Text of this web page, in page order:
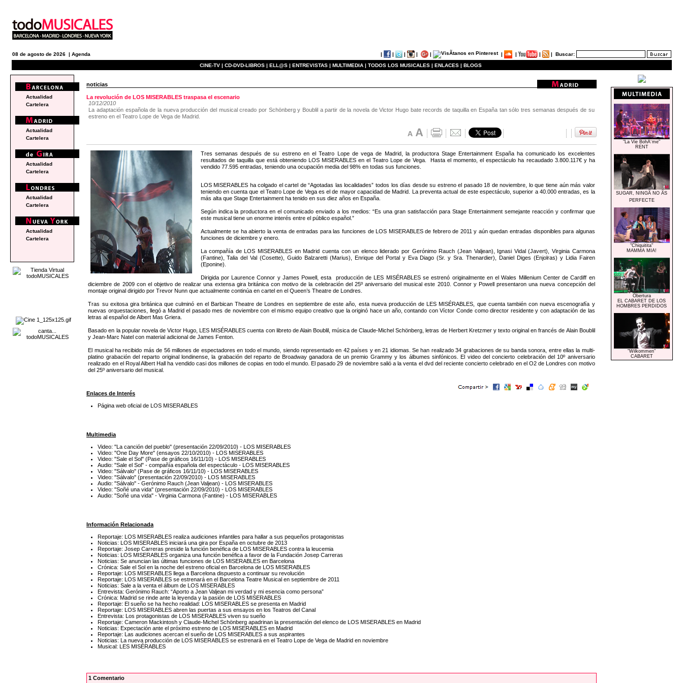
08 de agosto de 2026 | Agenda | | | | | | | | | Buscar:
CINE-TV | CD-DVD-LIBROS | ELL@S | ENTREVISTAS | MULTIMEDIA | TODOS LOS MUSICALES | ENLACES | BLOGS
noticias
La revolución de LOS MISERABLES traspasa el escenario
10/12/2010
La adaptación española de la nueva producción del musical creado por Schönberg y Boublil a partir de la novela de Victor Hugo bate records de taquilla en España tan sólo tres semanas después de su
estreno en el Teatro Lope de Vega de Madrid.
Tres semanas después de su estreno en el Teatro Lope de vega de Madrid, la productora Stage Entertainment España ha comunicado los excelentes
resultados de taquilla que está obteniendo LOS MISERABLES en el Teatro Lope de Vega. Hasta el momento, el espectáculo ha recaudado 3.800.117€ y ha
vendido 77.595 entradas, teniendo una ocupación media del 98% en todas sus funciones.
LOS MISERABLES ha colgado el cartel de “Agotadas las localidades” todos los días desde su estreno el pasado 18 de noviembre, lo que tiene aún más valor
teniendo en cuenta que el Teatro Lope de Vega es el de mayor capacidad de Madrid. La preventa actual de este espectáculo, superior a 40.000 entradas, es la
más alta que Stage Entertainment ha tenido en sus diez años en España.
Según indica la productora en el comunicado enviado a los medios: “Es una gran satisfacción para Stage Entertainment semejante reacción y confirmar que
este musical tiene un enorme interés entre el público español.”
Actualmente se ha abierto la venta de entradas para las funciones de LOS MISERABLES de febrero de 2011 y aún quedan entradas disponibles para algunas
funciones de diciembre y enero.
La compañía de LOS MISERABLES en Madrid cuenta con un elenco liderado por Gerónimo Rauch (Jean Valjean), Ignasi Vidal (Javert), Virginia Carmona
(Fantine), Talia del Val (Cosette), Guido Balzaretti (Marius), Enrique del Portal y Eva Diago (Sr. y Sra. Thenardier), Daniel Diges (Enjolras) y Lidia Fairen
(Eponine).
Dirigida por Laurence Connor y James Powell, esta producción de LES MISÉRABLES se estrenó originalmente en el Wales Millenium Center de Cardiff en
diciembre de 2009 con el objetivo de realizar una extensa gira británica con motivo de la celebración del 25º aniversario del musical este 2010. Connor y Powell presentaron una nueva concepción del
montaje original dirigido por Trevor Nunn que actualmente continúa en cartel en el Queen’s Theatre de Londres.
Tras su exitosa gira británica que culminó en el Barbican Theatre de Londres en septiembre de este año, esta nueva producción de LES MISÉRABLES, que cuenta también con nueva escenografía y
nuevas orquestaciones, llegó a Madrid el pasado mes de noviembre con el mismo equipo creativo que la originó hace un año, contando con Víctor Conde como director residente y con adaptación de las
letras al español de Albert Mas Griera.
Basado en la popular novela de Victor Hugo, LES MISÉRABLES cuenta con libreto de Alain Boublil, música de Claude-Michel Schönberg, letras de Herbert Kretzmer y texto original en francés de Alain Boublil
y Jean-Marc Natel con material adicional de James Fenton.
El musical ha recibido más de 56 millones de espectadores en todo el mundo, siendo representado en 42 países y en 21 idiomas. Se han realizado 34 grabaciones de su banda sonora, entre ellas la multi-
platino grabación del reparto original londinense, la grabación del reparto de Broadway ganadora de un premio Grammy y los álbumes sinfónicos. El video del concierto celebración del 10º aniversario
realizado en el Royal Albert Hall ha vendido casi dos millones de copias en todo el mundo. El pasado 29 de noviembre salió a la venta el dvd del reciente concierto celebrado en el O2 de Londres con motivo
del 25º aniversario del musical.
Enlaces de Interés
Página web oficial de LOS MISERABLES
Multimedia
Video: "La canción del pueblo" (presentación 22/09/2010) - LOS MISERABLES
Video: "One Day More" (ensayos 22/10/2010) - LOS MISERABLES
Video: "Sale el Sol" (Pase de gráficos 16/11/10) - LOS MISERABLES
Audio: "Sale el Sol" - compañía española del espectáculo - LOS MISERABLES
Video: "Sálvalo" (Pase de gráficos 16/11/10) - LOS MISERABLES
Video: "Sálvalo" (presentación 22/09/2010) - LOS MISERABLES
Audio: "Sálvalo" - Gerónimo Rauch (Jean Valjean) - LOS MISERABLES
Video: "Soñé una vida" (presentación 22/09/2010) - LOS MISERABLES
Audio: "Soñé una vida" - Virginia Carmona (Fantine) - LOS MISERABLES
Información Relacionada
Reportaje: LOS MISERABLES realiza audiciones infantiles para hallar a sus pequeños protagonistas
Noticias: LOS MISERABLES iniciará una gira por España en octubre de 2013
Reportaje: Josep Carreras preside la función benéfica de LOS MISERABLES contra la leucemia
Noticias: LOS MISERABLES organiza una función benéfica a favor de la Fundación Josep Carreras
Noticias: Se anuncian las últimas funciones de LOS MISERABLES en Barcelona
Crónica: Sale el Sol en la noche del estreno oficial en Barcelona de LOS MISERABLES
Reportaje: LOS MISERABLES llega a Barcelona dispuesto a continuar su revolución
Reportaje: LOS MISERABLES se estrenará en el Barcelona Teatre Musical en septiembre de 2011
Noticias: Sale a la venta el álbum de LOS MISERABLES
Entrevista: Gerónimo Rauch: “Aporto a Jean Valjean mi verdad y mi esencia como persona”
Crónica: Madrid se rinde ante la leyenda y la pasión de LOS MISERABLES
Reportaje: El sueño se ha hecho realidad: LOS MISERABLES se presenta en Madrid
Reportaje: LOS MISERABLES abren las puertas a sus ensayos en los Teatros del Canal
Entrevista: Los protagonistas de LOS MISERABLES viven su sueño
Reportaje: Cameron Mackintosh y Claude-Michel Schönberg apadrinan la presentación del elenco de LOS MISERABLES en Madrid
Noticias: Expectación ante el próximo estreno de LOS MISERABLES en Madrid
Reportaje: Las audiciones acercan el sueño de LOS MISERABLES a sus aspirantes
Noticias: La nueva producción de LOS MISERABLES se estrenará en el Teatro Lope de Vega de Madrid en noviembre
Musical: LES MISÉRABLES
1 Comentario
Actualidad
Cartelera
Actualidad
Cartelera
Actualidad
Cartelera
Actualidad
Cartelera
Actualidad
Cartelera
"La Vie BohÃ¨me"
RENT
SUGAR, NINGÃ NO ÃS
PERFECTE
"Chiquitita"
MAMMA MIA!
Obertura
EL CABARET DE LOS
HOMBRES PERDIDOS
"Wilkommen"
CABARET